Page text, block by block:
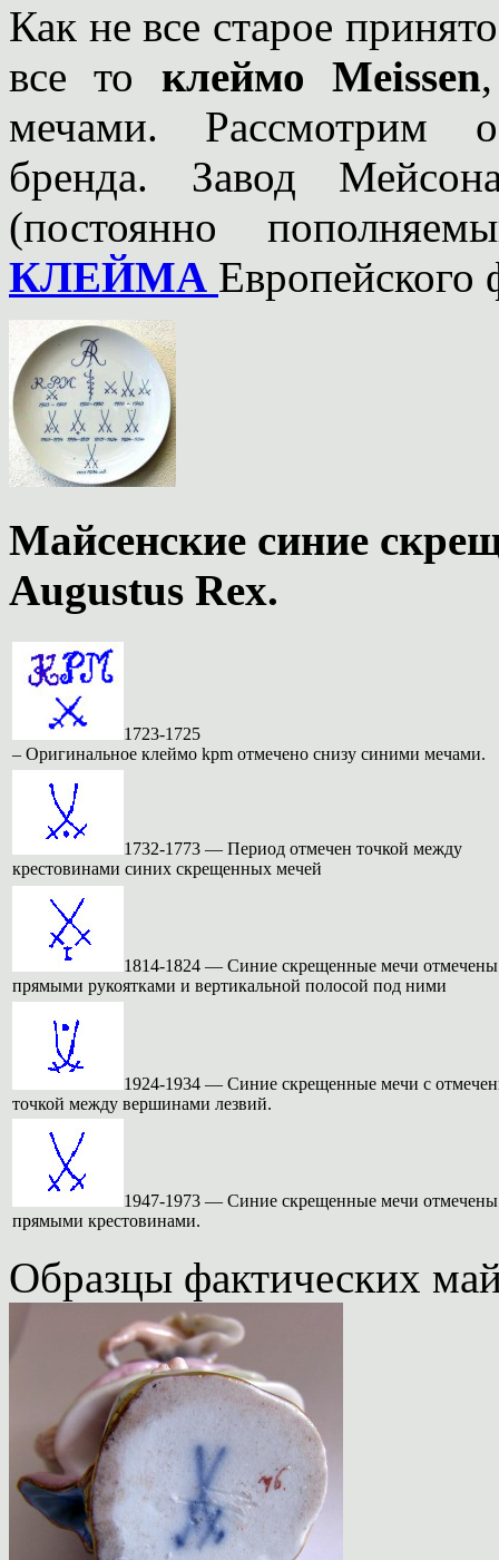
Как не все старое
все то клеймо Meissen
мечами. Рассмотрим
бренда. Завод
(постоянно
КЛЕЙМА Европейского
Майсенские синие
Augustus Rex.
1723-1725
– Оригинальное клеймо kpm отмечено снизу синими мечами.
1732-1773 — Период отмечен точкой между
крестовинами синих скрещенных мечей
1814-1824 — Синие скрещенные мечи отмечены
прямыми рукоятками и вертикальной полосой под ними
1924-1934 — Синие скрещенные мечи с
точкой между вершинами лезвий.
1947-1973 — Синие скрещенные мечи отмечены
прямыми крестовинами.
Образцы фактических